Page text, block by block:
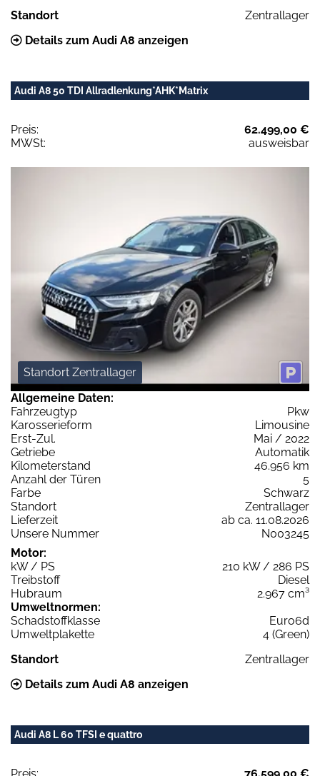
Standort
Zentrallager
Details zum Audi A8 anzeigen
Audi A8 50 TDI Allradlenkung*AHK*Matrix
Preis:
62.499,00 €
MWSt:
ausweisbar
Standort Zentrallager
Allgemeine Daten:
Fahrzeugtyp
Pkw
Karosserieform
Limousine
Erst-Zul.
Mai / 2022
Getriebe
Automatik
Kilometerstand
46.956 km
Anzahl der Türen
5
Farbe
Schwarz
Standort
Zentrallager
Lieferzeit
ab ca. 11.08.2026
Unsere Nummer
N003245
Motor:
kW / PS
210 kW / 286 PS
Treibstoff
Diesel
Hubraum
2.967 cm³
Umweltnormen:
Schadstoffklasse
Euro6d
Umweltplakette
4 (Green)
Standort
Zentrallager
Details zum Audi A8 anzeigen
Audi A8 L 60 TFSI e quattro
Preis: 76.599,00 €